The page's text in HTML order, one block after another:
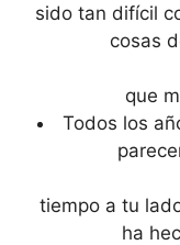
sido tan difícil
cosas
que
Todos los
tiempo a tu
ha